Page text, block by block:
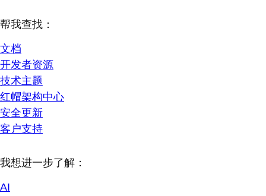
帮我查找：
文档
开发者资源
技术主题
红帽架构中心
安全更新
客户支持
我想进一步了解：
AI